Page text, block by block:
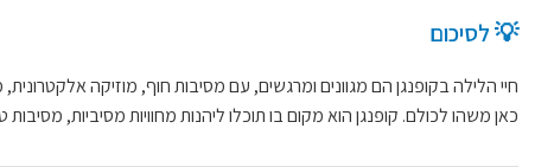
💡 לסיכום
חיי הלילה בקופנגן הם מגוונים ומרגשים, עם מסיבות חוף, מוזיקה
כאן משהו לכולם. קופנגן הוא מקום בו תוכלו ליהנות מחוויות מסיביות,